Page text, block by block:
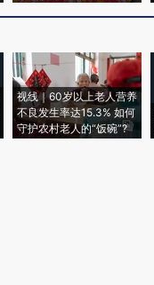
视线｜60岁以上老人营养
不良发生率达15.3% 如何
守护农村老人的“饭碗”?